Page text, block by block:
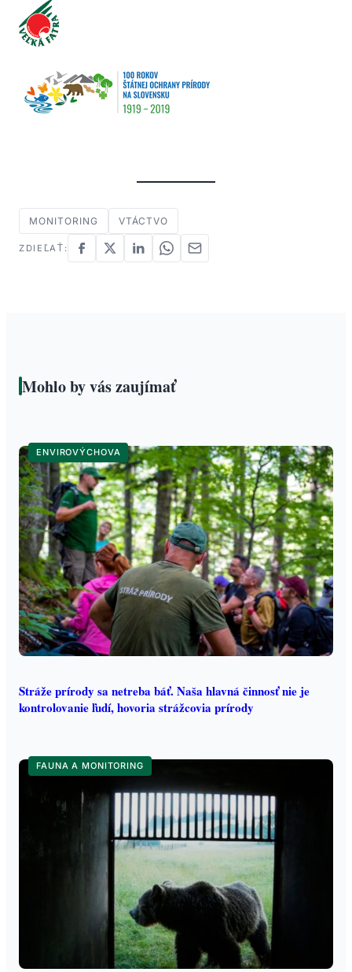
MONITORING VTÁCTVO
ZDIEĽAŤ:
Mohlo by vás zaujímať
ENVIROVÝCHOVA
Stráže prírody sa netreba báť. Naša hlavná činnosť nie je
kontrolovanie ľudí, hovoria strážcovia prírody
FAUNA A MONITORING